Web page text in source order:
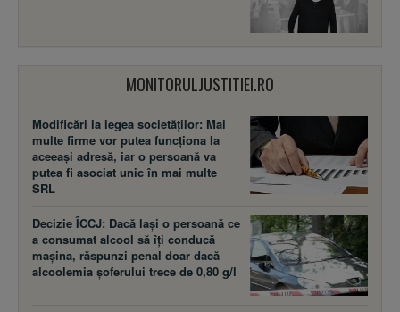
MONITORULJUSTITIEI.RO
Modificări la legea societăţilor: Mai
multe firme vor putea funcţiona la
aceeaşi adresă, iar o persoană va
putea fi asociat unic în mai multe
SRL
Decizie ÎCCJ: Dacă laşi o persoană ce
a consumat alcool să îţi conducă
maşina, răspunzi penal doar dacă
alcoolemia şoferului trece de 0,80 g/l